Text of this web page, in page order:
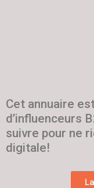
Cet annuaire
d’influenceurs
suivre pour ne
digitale!